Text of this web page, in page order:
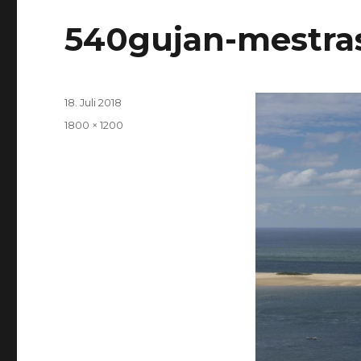
540gujan-
Veröffentlicht
am
18. Juli 2018
Volle
1800 × 1200